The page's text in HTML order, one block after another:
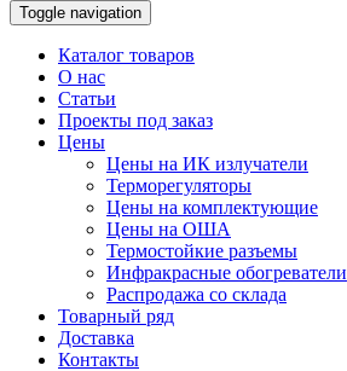
Toggle navigation
Каталог товаров
О нас
Статьи
Проекты под заказ
Цены
Цены на ИК излучатели
Терморегуляторы
Цены на комплектующие
Цены на ОША
Термостойкие разъемы
Инфракрасные обогреватели
Распродажа со склада
Товарный ряд
Доставка
Контакты